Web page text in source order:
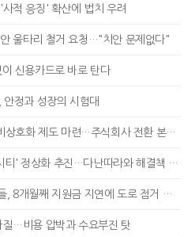
적 응징' 확산에 법치 우려
울타리 철거 요청…"치안 문제없다"
신용카드로 바로 탄다
정과 성장의 시험대
호화 제도 마련…주식회사 전환 본격화
' 정상화 추진…다난따라와 해결책 모색
개월째 지원금 지연에 도로 점거 시위
질…비용 압박과 수요부진 탓